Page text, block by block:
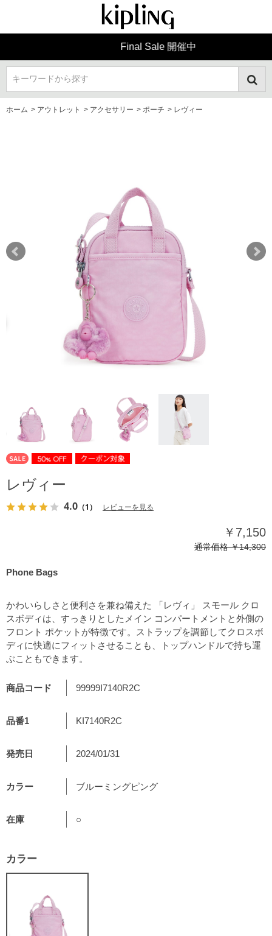
Final Sale 開催中
キーワードから探す
ホーム > アウトレット > アクセサリー > ポーチ > レヴィー
レヴィー
4.0 （1） レビューを見る
Phone Bags
￥7,150
通常価格￥14,300
商品コード 99999I7140R2C
品番1 KI7140R2C
発売日 2024/01/31
カラー ブルーミングピング
在庫 ○
カラー
かわいらしさと便利さを兼ね備えた 「レヴィ」 スモール クロ
スボディは、すっきりとしたメイン コンパートメントと外側の
フロント ポケットが特徴です。ストラップを調節してクロスボ
ディに快適にフィットさせることも、トップハンドルで持ち運
ぶこともできます。